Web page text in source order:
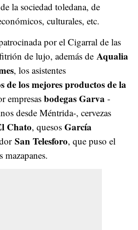
la sociedad toledana, de
culturales, etc.
por el Cigarral de las
de lujo, además de Aqualia
, los asistentes
de los mejores productos de la
empresas bodegas Garva -
desde Méntrida-, cervezas
Chato, quesos García
San Telesforo, que puso el
mazapanes.